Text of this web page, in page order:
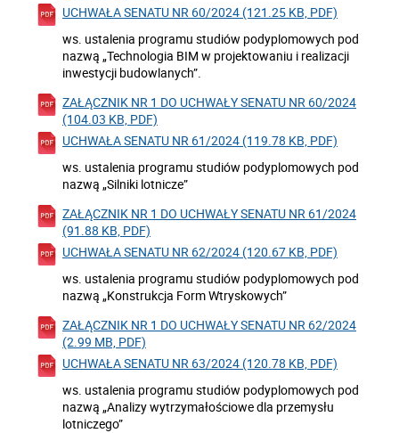
UCHWAŁA SENATU NR 60/2024 (121.25 KB, PDF)
ws. ustalenia programu studiów podyplomowych pod
nazwą „Technologia BIM w projektowaniu i realizacji
inwestycji budowlanych”.
ZAŁĄCZNIK NR 1 DO UCHWAŁY SENATU NR 60/2024
(104.03 KB, PDF)
UCHWAŁA SENATU NR 61/2024 (119.78 KB, PDF)
ws. ustalenia programu studiów podyplomowych pod
nazwą „Silniki lotnicze”
ZAŁĄCZNIK NR 1 DO UCHWAŁY SENATU NR 61/2024
(91.88 KB, PDF)
UCHWAŁA SENATU NR 62/2024 (120.67 KB, PDF)
ws. ustalenia programu studiów podyplomowych pod
nazwą „Konstrukcja Form Wtryskowych”
ZAŁĄCZNIK NR 1 DO UCHWAŁY SENATU NR 62/2024
(2.99 MB, PDF)
UCHWAŁA SENATU NR 63/2024 (120.78 KB, PDF)
ws. ustalenia programu studiów podyplomowych pod
nazwą „Analizy wytrzymałościowe dla przemysłu
lotniczego”